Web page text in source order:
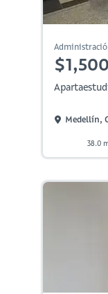
Medellín,
38.0